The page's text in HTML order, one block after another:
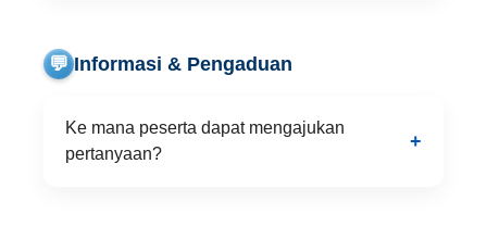
💬 Informasi & Pengaduan
Ke mana peserta dapat mengajukan
pertanyaan?